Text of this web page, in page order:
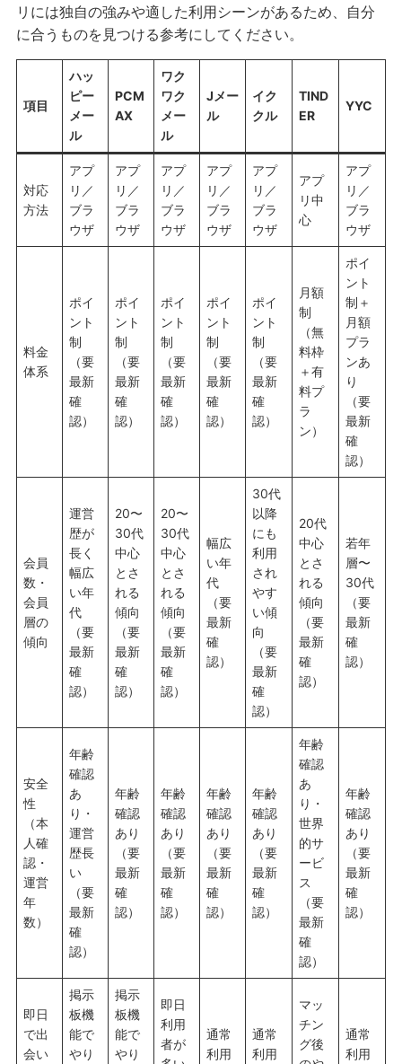
リには独自の強みや適した利用シーンがあるため、自分
に合うものを見つける参考にしてください。
項目
ハッ
ピー
メー
ル
PCM
AX
ワク
ワク
メー
ル
Jメー
ル
イク
クル
TIND
ER
YYC
対応
方法
アプ
リ／
ブラ
ウザ
アプ
リ／
ブラ
ウザ
アプ
リ／
ブラ
ウザ
アプ
リ／
ブラ
ウザ
アプ
リ／
ブラ
ウザ
アプ
リ中
心
アプ
リ／
ブラ
ウザ
料金
体系
ポイ
ント
制
（要
最新
確
認）
ポイ
ント
制
（要
最新
確
認）
ポイ
ント
制
（要
最新
確
認）
ポイ
ント
制
（要
最新
確
認）
ポイ
ント
制
（要
最新
確
認）
月額
制
（無
料枠
＋有
料プ
ラ
ン）
ポイ
ント
制＋
月額
プラ
ンあ
り
（要
最新
確
認）
会員
数・
会員
層の
傾向
運営
歴が
長く
幅広
い年
代
（要
最新
確
認）
20〜
30代
中心
とさ
れる
傾向
（要
最新
確
認）
20〜
30代
中心
とさ
れる
傾向
（要
最新
確
認）
幅広
い年
代
（要
最新
確
認）
30代
以降
にも
利用
され
やす
い傾
向
（要
最新
確
認）
20代
中心
とさ
れる
傾向
（要
最新
確
認）
若年
層〜
30代
（要
最新
確
認）
安全
性
（本
人確
認・
運営
年
数）
年齢
確認
あ
り・
運営
歴長
い
（要
最新
確
認）
年齢
確認
あり
（要
最新
確
認）
年齢
確認
あり
（要
最新
確
認）
年齢
確認
あり
（要
最新
確
認）
年齢
確認
あり
（要
最新
確
認）
年齢
確認
あ
り・
世界
的サ
ービ
ス
（要
最新
確
認）
年齢
確認
あり
（要
最新
確
認）
即日
で出
会い
掲示
板機
能で
やり
掲示
板機
能で
やり
即日
利用
者が
通常
利用
通常
利用
マッ
チン
グ後
通常
利用